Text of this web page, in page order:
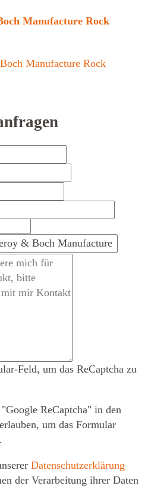
Manufacture Rock
Feld, um das ReCaptcha zu
"Google ReCaptcha" in den
, um das Formular
Datenschutzerklärung
der Verarbeitung ihrer Daten